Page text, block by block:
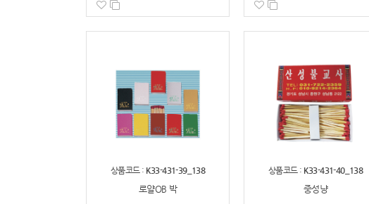
상품코드 : K33-431-39_138
로얄OB 박
상품코드 : K33-431-40_138
중성냥